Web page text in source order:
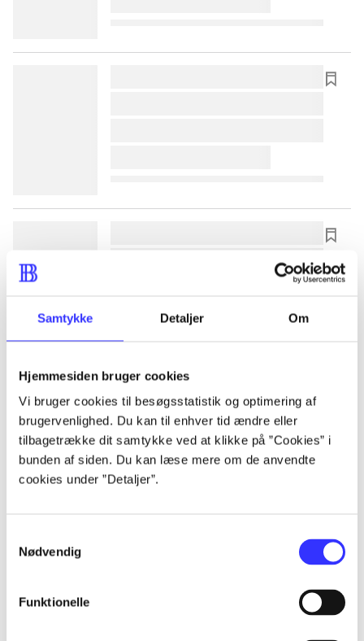
Samtykke Detaljer Om
Hjemmesiden bruger cookies
Vi bruger cookies til besøgsstatistik og optimering af
brugervenlighed. Du kan til enhver tid ændre eller
tilbagetrække dit samtykke ved at klikke på ”Cookies” i
bunden af siden. Du kan læse mere om de anvendte
cookies under ”Detaljer”.
Nødvendig
Funktionelle
lorem ipsum dolor sit amet ...
lorem ipsum dolor sit amet ...
lorem ipsum dolor sit amet ...
lorem ipsum dolor sit amet ...
lorem ipsum dolor sit amet ...
lorem ipsum dolor sit amet ...
lorem ipsum dolor sit amet ...
lorem ipsum dolor sit amet ...
lorem ipsum dolor sit amet ...
lorem ipsum dolor sit amet ...
lorem ipsum dolor sit amet ...
lorem ipsum dolor sit amet ...